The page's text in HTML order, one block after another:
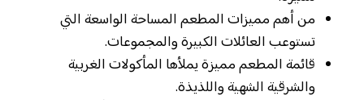
من أهم مميزات المطعم المساحة الواسعة التي
تستوعب العائلات الكبيرة والمجموعات.
قائمة المطعم مميزة يملأها المأكولات الغربية
والشرقية الشهية واللذيذة.